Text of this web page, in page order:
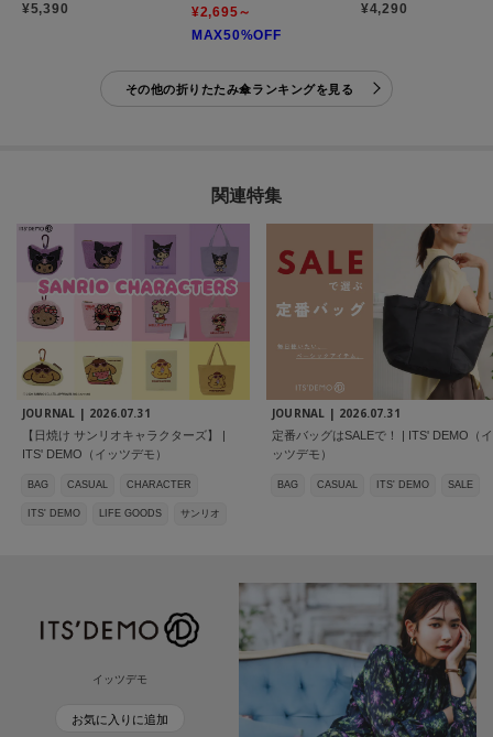
¥5,390
¥2,695～
MAX50%OFF
¥4,290
その他の折りたたみ傘ランキングを見る
関連特集
JOURNAL | 2026.07.31
【日焼け サンリオキャラクターズ】 |
ITS' DEMO（イッツデモ）
BAG CASUAL CHARACTER
ITS' DEMO LIFE GOODS サンリオ
JOURNAL | 2026.07.31
定番バッグはSALEで！ | ITS' DEMO（イ
ッツデモ）
BAG CASUAL ITS' DEMO SALE
イッツデモ
お気に入りに追加